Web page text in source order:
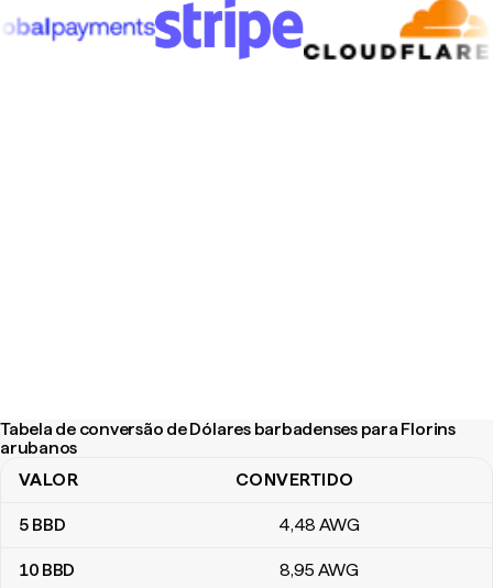
Tabela de conversão de Dólares barbadenses para Florins
arubanos
Tabela de conversão de Dólares barbadenses para Florins
VALOR CONVERTIDO
5 BBD 4,48 AWG
10 BBD 8,95 AWG